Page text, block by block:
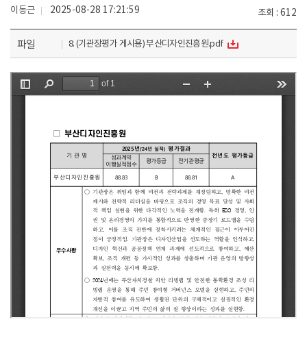
조회 612
이동근 2025-08-28 17:21:59
파일 8. (기관장평가 게시용) 부산디자인진흥원.pdf